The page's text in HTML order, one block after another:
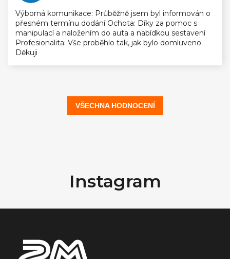
Výborná komunikace: Průběžně jsem byl informován o
přesném termínu dodání Ochota: Díky za pomoc s
manipulací a naložením do auta a nabídkou sestavení
Profesionalita: Vše proběhlo tak, jak bylo domluveno.
Děkuji
VŠECHNA HODNOCENÍ
t
Instagram